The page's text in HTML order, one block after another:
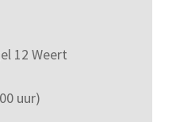
12 Weert
uur)